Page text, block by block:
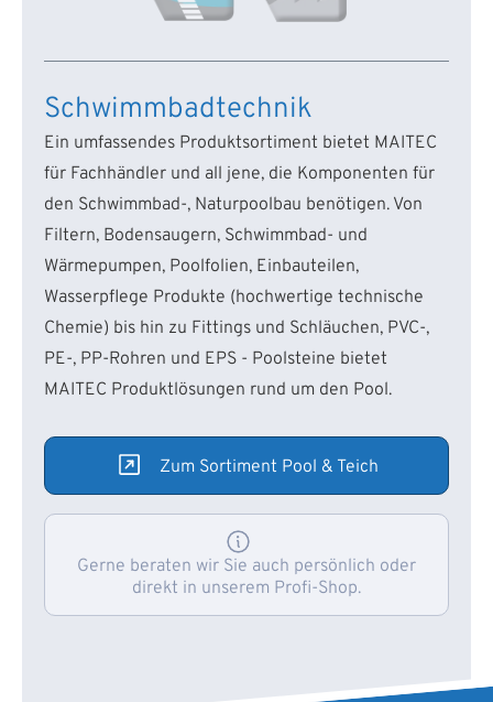
Schwimmbadtechnik
Ein umfassendes Produktsortiment bietet MAITEC
für Fachhändler und all jene, die Komponenten für
den Schwimmbad-, Naturpoolbau benötigen. Von
Filtern, Bodensaugern, Schwimmbad- und
Wärmepumpen, Poolfolien, Einbauteilen,
Wasserpflege Produkte (hochwertige technische
Chemie) bis hin zu Fittings und Schläuchen, PVC-,
PE-, PP-Rohren und EPS - Poolsteine bietet
MAITEC Produktlösungen rund um den Pool.
Zum Sortiment Pool & Teich
Gerne beraten wir Sie auch persönlich oder
direkt in unserem Profi-Shop.